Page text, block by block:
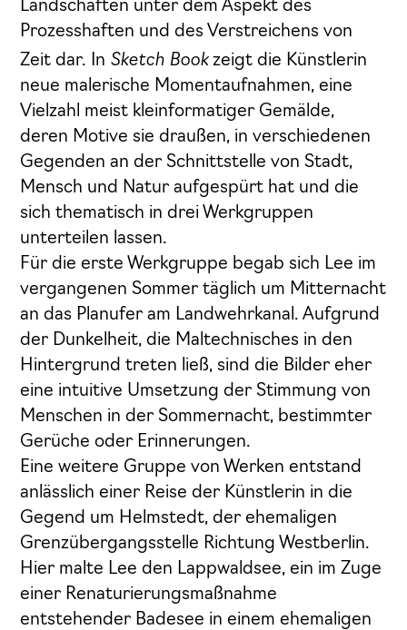
Landschaften unter dem Aspekt des
Prozesshaften und des Verstreichens von
Zeit dar. In Sketch Bookzeigt die Künstlerin
neue malerische Momentaufnahmen, eine
Vielzahl meist kleinformatiger Gemälde,
deren Motive sie draußen, in verschiedenen
Gegenden an der Schnittstelle von Stadt,
Mensch und Natur aufgespürt hat und die
sich thematisch in drei Werkgruppen
unterteilen lassen.
Für die erste Werkgruppe begab sich Lee im
vergangenen Sommer täglich um Mitternacht
an das Planufer am Landwehrkanal. Aufgrund
der Dunkelheit, die Maltechnisches in den
Hintergrund treten ließ, sind die Bilder eher
eine intuitive Umsetzung der Stimmung von
Menschen in der Sommernacht, bestimmter
Gerüche oder Erinnerungen.
Eine weitere Gruppe von Werken entstand
anlässlich einer Reise der Künstlerin in die
Gegend um Helmstedt, der ehemaligen
Grenzübergangsstelle Richtung Westberlin.
Hier malte Lee den Lappwaldsee, ein im Zuge
einer Renaturierungsmaßnahme
entstehender Badesee in einem ehemaligen